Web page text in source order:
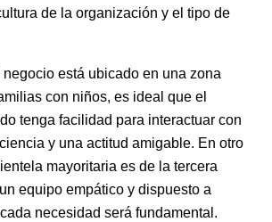
de la organización y el tipo de
está ubicado en una zona
con niños, es ideal que el
tenga facilidad para interactuar con
y una actitud amigable. En otro
mayoritaria es de la tercera
equipo empático y dispuesto a
necesidad será fundamental.